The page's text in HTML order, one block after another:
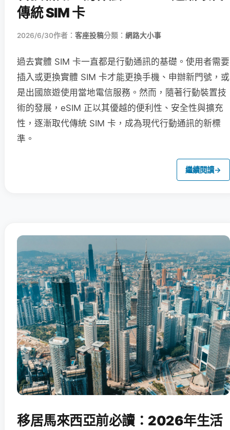
傳統 SIM 卡
2026/6/30作者： 客座投稿分類： 網路大小事
過去實體 SIM 卡一直都是行動通訊的基礎。使用者需要
插入或更換實體 SIM 卡才能更換手機、申辦新門號，或
是出國旅遊使用當地電信服務。然而，隨著行動裝置技
術的發展，eSIM 正以其優越的便利性、安全性與擴充
性，逐漸取代傳統 SIM 卡，成為現代行動通訊的新標
準。
繼續閱讀→
移居馬來西亞前必讀：2026年生活